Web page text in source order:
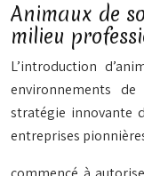
Animaux de
milieu
L’introduction
environnements
stratégie innovante
entreprises